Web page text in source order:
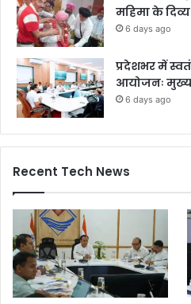
महिमा के
6 days ago
प्रदेशभर में
आयोजनः
6 days ago
Recent Tech News